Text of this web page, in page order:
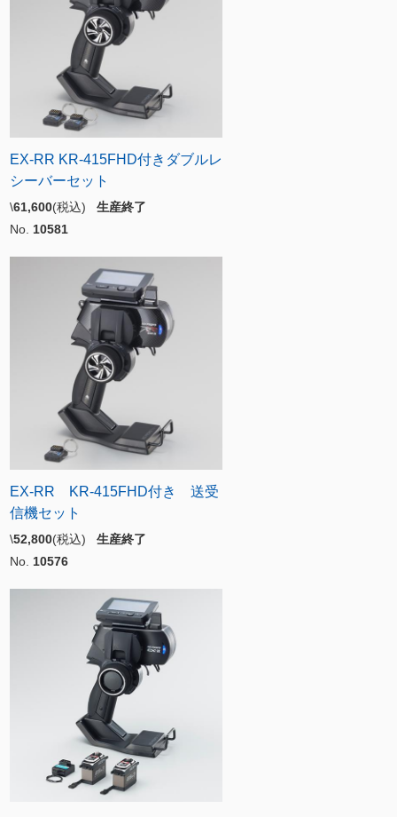
EX-RR KR-415FHD付きダブルレ
シーバーセット
\61,600(税込) 生産終了
No. 10581
EX-RR KR-415FHD付き 送受
信機セット
\52,800(税込) 生産終了
No. 10576